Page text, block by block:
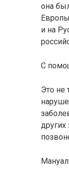
она
и на
С
Это не
других